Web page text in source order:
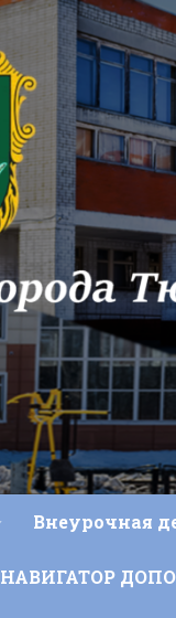
Внеурочная
НАВИГАТОР